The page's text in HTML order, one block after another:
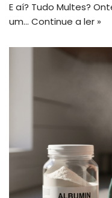
E aí? Tudo Multes?
um… Continue a ler »